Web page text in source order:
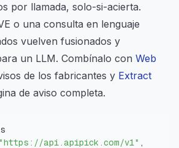
por llamada, solo-si-acierta.
o una consulta en lenguaje
vuelven fusionados y
un LLM. Combínalo con Web
de los fabricantes y Extract
de aviso completa.
"https://api.apipick.com/v1"